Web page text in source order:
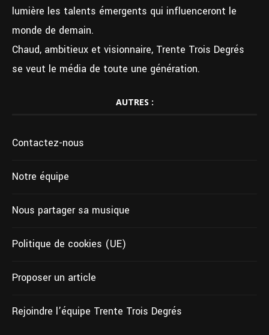
lumière les talents émergents qui influenceront le
monde de demain.
Chaud, ambitieux et visionnaire, Trente Trois Degrés
se veut le média de toute une génération.
AUTRES :
Contactez-nous
Notre équipe
Nous partager sa musique
Politique de cookies (UE)
Proposer un article
Rejoindre l’équipe Trente Trois Degrés